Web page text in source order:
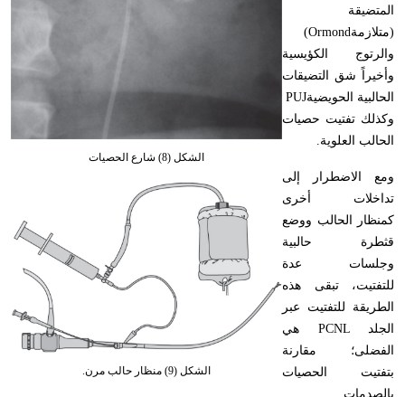
الشكل (8) شارع الحصيات
الشكل (9) منظار حالب مرن.
المتضيقة
(متلازمة(Ormond
والرتوج الكؤيسية
وأخيراً شق التضيقات
الحالبية الحويضيةPUJ
وكذلك تفتيت حصيات
الحالب العلوية.
ومع الاضطرار إلى
تداخلات أخرى
كمنظار الحالب ووضع
قثطرة حالبية
وجلسات عدة
للتفتيت، تبقى هذه
الطريقة للتفتيت عبر
الجلد PCNL هي
الفضلى؛ مقارنة
بتفتيت الحصيات
بالصدمات